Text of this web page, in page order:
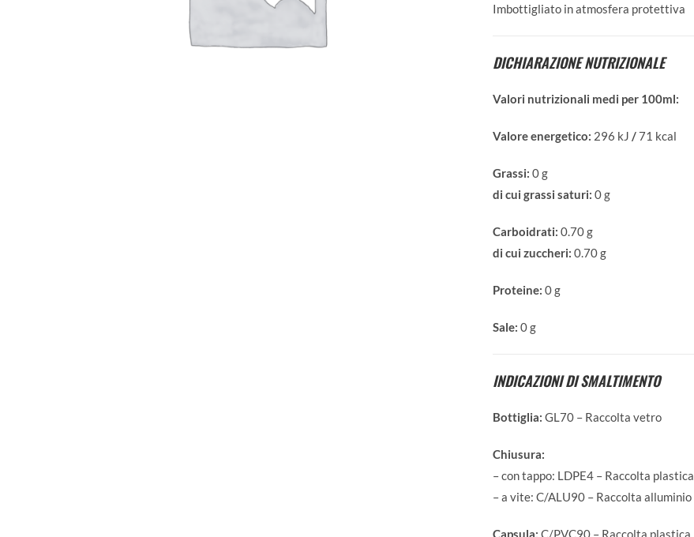
Imbottigliato in atmosfera protettiva
DICHIARAZIONE NUTRIZIONALE
Valori nutrizionali medi per 100ml:
Valore energetico: 296 kJ /71 kcal
Grassi: 0 g
di cui grassi saturi: 0 g
Carboidrati: 0.70 g
di cui zuccheri: 0.70 g
Proteine: 0 g
Sale: 0 g
INDICAZIONI DI SMALTIMENTO
Bottiglia: GL70 – Raccolta vetro
Chiusura:
– con tappo: LDPE4 – Raccolta plastica
– a vite: C/ALU90 – Raccolta alluminio
Capsula: C/PVC90 – Raccolta plastica